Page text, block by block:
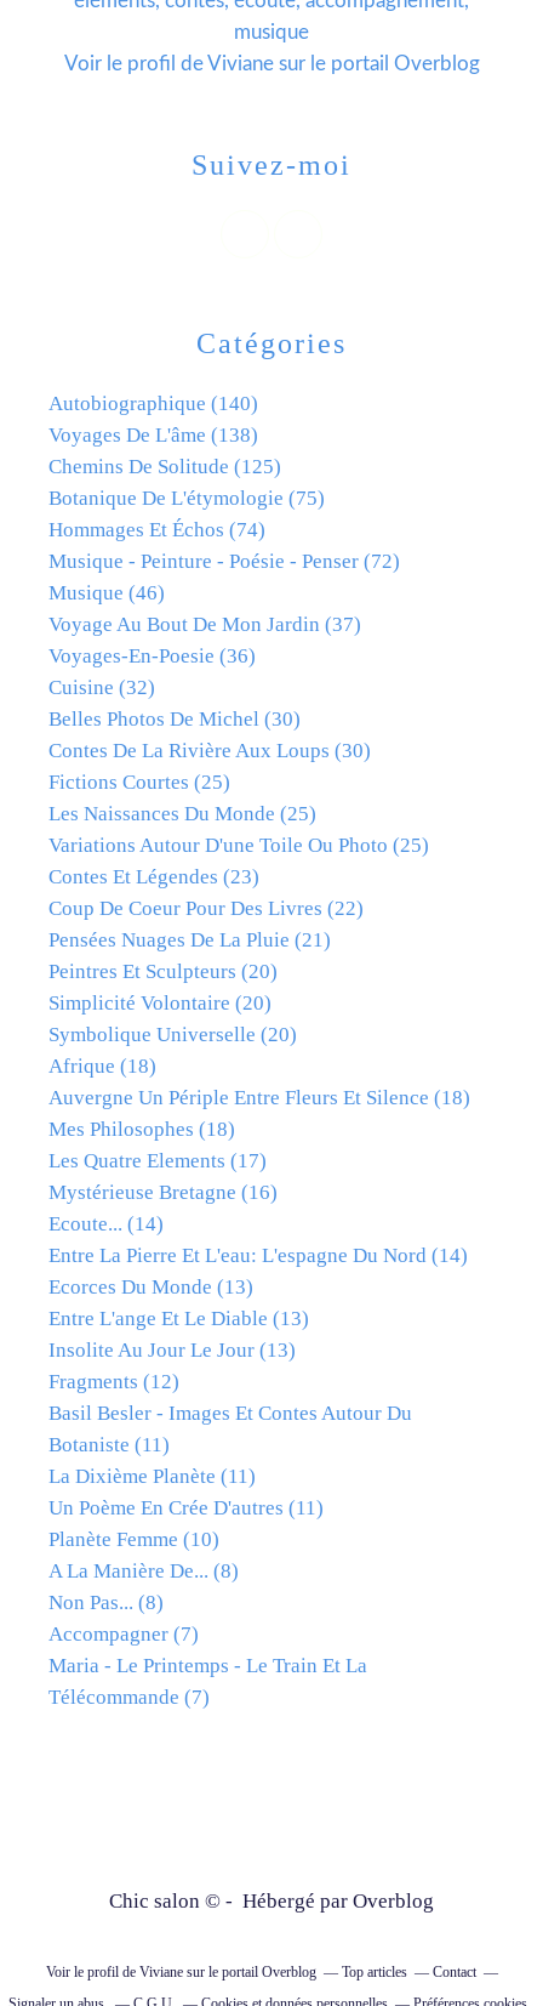
Catégories
Autobiographique (140)
Voyages De L'âme (138)
Chemins De Solitude (125)
Botanique De L'étymologie (75)
Hommages Et Échos (74)
Musique - Peinture - Poésie - Penser (72)
Musique (46)
Voyage Au Bout De Mon Jardin (37)
Voyages-En-Poesie (36)
Cuisine (32)
Belles Photos De Michel (30)
Contes De La Rivière Aux Loups (30)
Fictions Courtes (25)
Les Naissances Du Monde (25)
Variations Autour D'une Toile Ou Photo (25)
Contes Et Légendes (23)
Coup De Coeur Pour Des Livres (22)
Pensées Nuages De La Pluie (21)
Peintres Et Sculpteurs (20)
Simplicité Volontaire (20)
Symbolique Universelle (20)
Afrique (18)
Auvergne Un Périple Entre Fleurs Et Silence (18)
Mes Philosophes (18)
Les Quatre Elements (17)
Mystérieuse Bretagne (16)
Ecoute... (14)
Entre La Pierre Et L'eau: L'espagne Du Nord (14)
Ecorces Du Monde (13)
Entre L'ange Et Le Diable (13)
Insolite Au Jour Le Jour (13)
Fragments (12)
Basil Besler - Images Et Contes Autour Du
Botaniste (11)
La Dixième Planète (11)
Un Poème En Crée D'autres (11)
Planète Femme (10)
A La Manière De... (8)
Non Pas... (8)
Accompagner (7)
Maria - Le Printemps - Le Train Et La
Télécommande (7)
musique
Voir le profil deVivianesur le portail Overblog
Suivez-moi
Chic salon © - Hébergé par Overblog
Voir le profil de Vivianesur le portail Overblog Top articles
Contact